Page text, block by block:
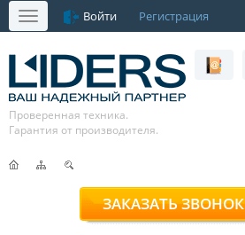
Меню Войти Регистрация
Проверенная техника.
Гарантия от производителя.
ЗАКАЗАТЬ ЗВОНОК